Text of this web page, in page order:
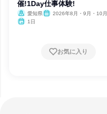
催!1Day仕事体験!
愛知県
2026年8月・9月・10月
1日
お気に入り